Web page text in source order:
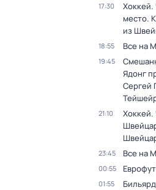
17:30
Хоккей.
место.
из
18:55 Все на
19:45
Ядонг
Сергей
21:10
23:45 Все на
00:55
01:55